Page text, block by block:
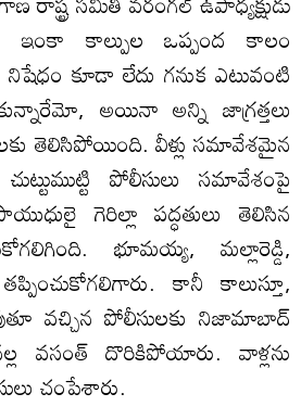
ఇంకా కాల్పుల ఒప్పంద కాలం
కూడా లేదు గనుక ఎటువంటి
అయినా అన్ని జాగ్రత్తలు
తెలిసిపోయింది. వీళ్లు సమావేశమైన
పోలీసులు సమావేశంపై
గెరిల్లా పద్ధతులు తెలిసిన
భూమయ్య, మల్లారెడ్డి,
కానీ కాలుస్తూ,
వచ్చిన పోలీసులకు నిజామాబాద్‌
వసంత్‌ దొరికిపోయారు. వాళ్లను
చంపేశారు.